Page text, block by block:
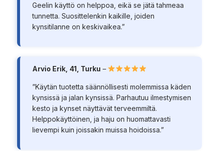
Geelin käyttö on helppoa, eikä se jätä tahmeaa
tunnetta. Suosittelenkin kaikille, joiden
kynsitilanne on keskivaikea.”
Arvio Erik, 41, Turku –
”Käytän tuotetta säännöllisesti molemmissa käden
kynsissä ja jalan kynsissä. Parhautuu ilmestymisen
kesto ja kynset näyttävät terveemmiltä.
Helppokäyttöinen, ja haju on huomattavasti
lievempi kuin joissakin muissa hoidoissa.”